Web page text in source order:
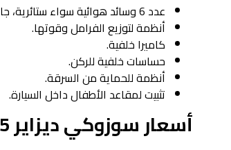
عدد 6 وسائد هوائية سواء ستائرية، جانبية وأمامية.
أنظمة لتوزيع الفرامل وقوتها.
كاميرا خلفية.
حساسات خلفية للركن.
أنظمة للحماية من السرقة.
تثبيت لمقاعد الأطفال داخل السيارة.
أسعار سوزوكي ديزاير 2025